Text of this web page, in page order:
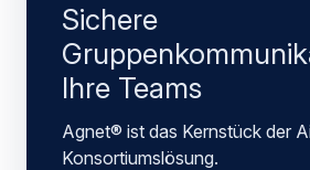
Sichere
Ihre Teams
Agnet® ist das Kernstück der
Konsortiumslösung.